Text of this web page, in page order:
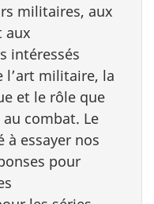
militaires, aux
aux
intéressés
l’art militaire, la
et le rôle que
combat. Le
à essayer nos
pour